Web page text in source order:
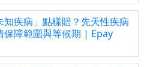
知疾病」點樣賠？先天性疾病
保障範圍與等候期 | Epay